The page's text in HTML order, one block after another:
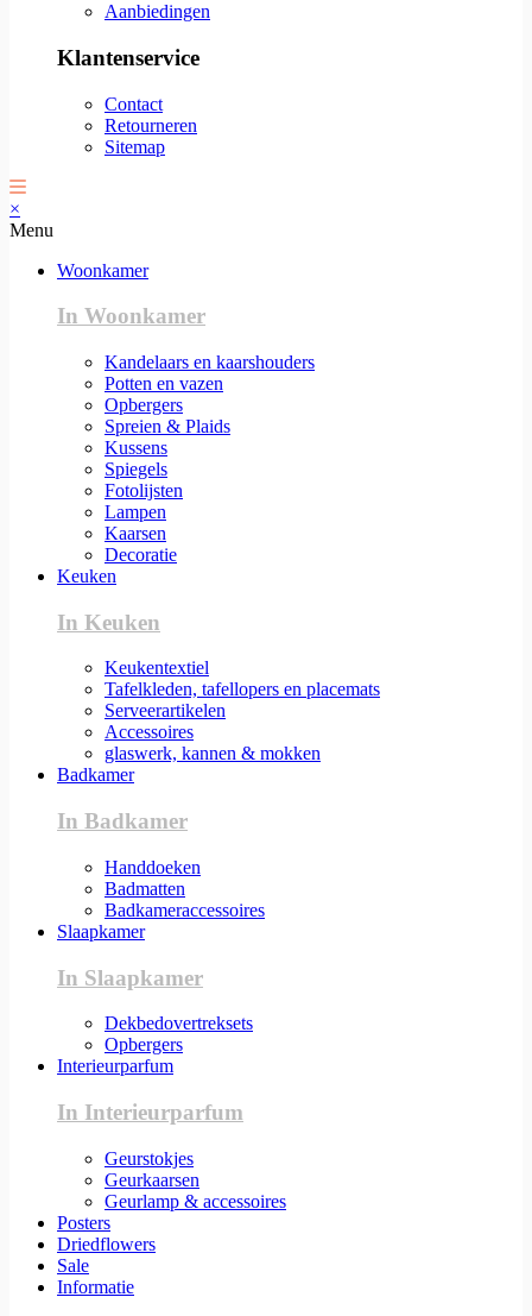
Aanbiedingen
Klantenservice
Contact
Retourneren
Sitemap
×
Menu
Woonkamer
In Woonkamer
Kandelaars en kaarshouders
Potten en vazen
Opbergers
Spreien & Plaids
Kussens
Spiegels
Fotolijsten
Lampen
Kaarsen
Decoratie
Keuken
In Keuken
Keukentextiel
Tafelkleden, tafellopers en placemats
Serveerartikelen
Accessoires
glaswerk, kannen & mokken
Badkamer
In Badkamer
Handdoeken
Badmatten
Badkameraccessoires
Slaapkamer
In Slaapkamer
Dekbedovertreksets
Opbergers
Interieurparfum
In Interieurparfum
Geurstokjes
Geurkaarsen
Geurlamp & accessoires
Posters
Driedflowers
Sale
Informatie